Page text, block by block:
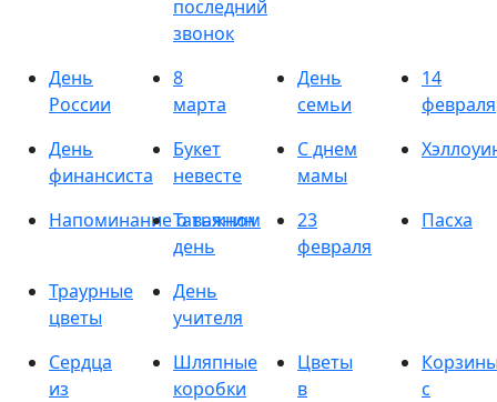
последний
звонок
День
России
8
марта
День
семьи
14
февраля
День
финансиста
Букет
невесте
С днем
мамы
Напоминание о важном
Татьянин
день
23
февраля
Пасха
Траурные
цветы
День
учителя
Сердца
из
Шляпные
коробки
Цветы
в
с